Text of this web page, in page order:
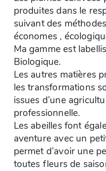
produites dans le
suivant des
économes ,
Ma gamme est
Biologique.
Les autres matières
les transformations
issues d’une
professionnelle.
Les abeilles font
aventure avec un
permet d’avoir une
toutes fleurs de